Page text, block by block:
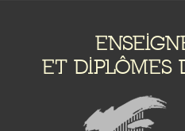
ET DIPLÔMES